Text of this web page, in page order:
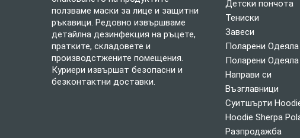
ползваме маски за лице и защитни
ръкавици. Редовно извършваме
детайлна дезинфекция на ръцете,
пратките, складовете и
производстжените помещения.
Куриери извършат безопасни и
безконтактни доставки.
Детски пончота
Тениски
Завеси
Поларени Одеяла
Поларени
Направи си
Възглавници
Суитшърти
Hoodie Sherpa
Разпродажба